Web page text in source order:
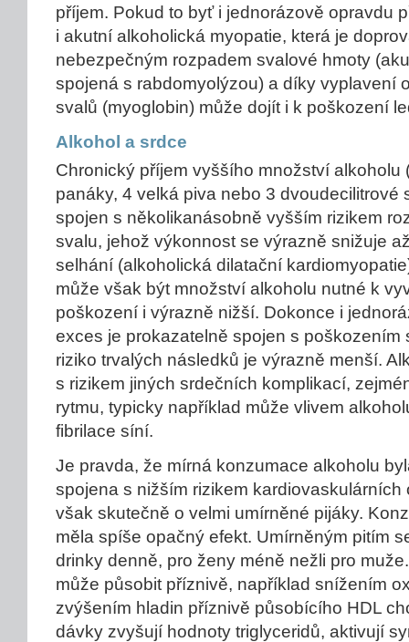
příjem. Pokud to byť i jednorázově opravdu
i akutní alkoholická myopatie, která je
nebezpečným rozpadem svalové hmoty
spojená s rabdomyolýzou) a díky vyplavení
svalů (myoglobin) může dojít i k poškození
Alkohol a srdce
Chronický příjem vyššího množství alkoholu
panáky, 4 velká piva nebo 3 dvoudecilitrové
spojen s několikanásobně vyšším rizikem
svalu, jehož výkonnost se výrazně snižuje
selhání (alkoholická dilatační
může však být množství alkoholu nutné k
poškození i výrazně nižší. Dokonce i
exces je prokazatelně spojen s poškozením
riziko trvalých následků je výrazně menší.
s rizikem jiných srdečních komplikací,
rytmu, typicky například může vlivem
fibrilace síní.
Je pravda, že mírná konzumace alkoholu
spojena s nižším rizikem
však skutečně o velmi umírněné pijáky.
měla spíše opačný efekt. Umírněným pitím
drinky denně, pro ženy méně nežli pro
může působit příznivě, například snížením
zvýšením hladin příznivě působícího HDL
dávky zvyšují hodnoty triglyceridů, aktivují